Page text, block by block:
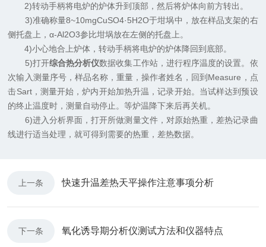
2)转动手柄将电炉的炉体升到顶部，然后将炉体向前方转出。
3)准确称量8~10mgCuSO4·5H2O于坩埚中，放在样品支架的右
侧托盘上，α-Al2O3参比坩埚放在左侧的托盘上。
4)小心地合上炉体，转动手柄将电炉的炉体降回到底部。
5)打开综合热分析仪数据收集工作站，进行程序温度的设置。依
次输入测量序号，样品名称，重量，操作者姓名，回到Measure，点
击Sart，测量开始，炉内开始加热升温，记录开始。当试样达到预设
的终止温度时，测量自动停止。等炉温降下来后再关机。
6)进入分析界面，打开所做测量文件，对原始热重，差热记录曲
线进行适当处理，就可得到需要的热重，差热数据。
上一条 快速升温差热天平操作注意事项分析
下一条 氧化诱导期分析仪测试方法和仪器特点